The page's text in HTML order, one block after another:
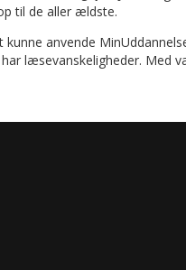
til de aller ældste.
anvende
læsevanskeligheder. Med